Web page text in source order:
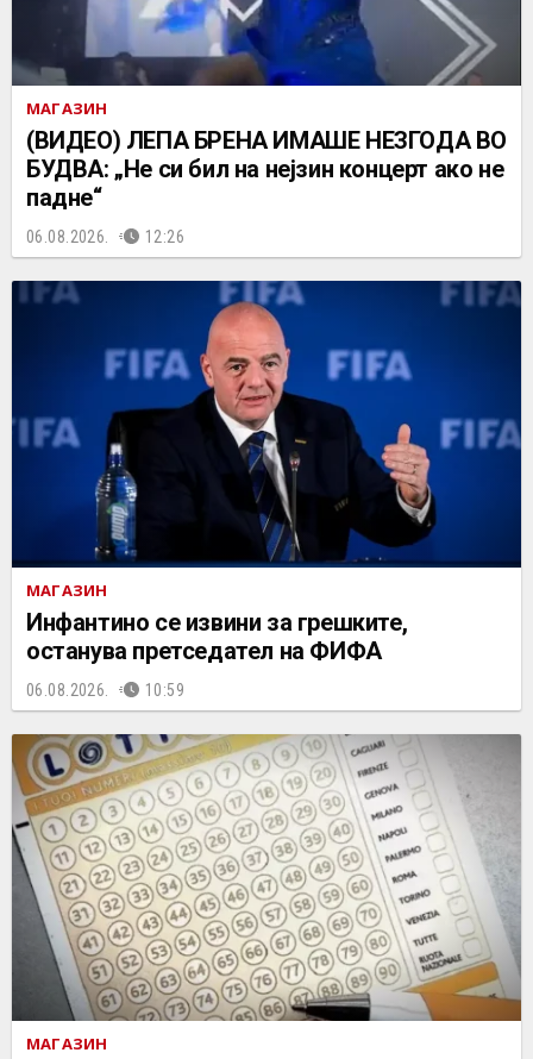
МАГАЗИН
(ВИДЕО) ЛЕПА БРЕНА ИМАШЕ НЕЗГОДА ВО
БУДВА: „Не си бил на нејзин концерт ако не
падне“
06.08.2026. 12:26
МАГАЗИН
Инфантино се извини за грешките,
останува претседател на ФИФА
06.08.2026. 10:59
МАГАЗИН